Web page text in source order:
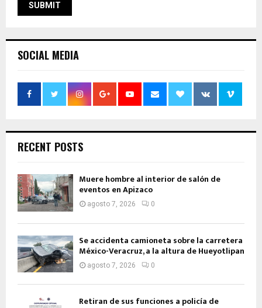
SOCIAL MEDIA
RECENT POSTS
Muere hombre al interior de salón de
eventos en Apizaco
agosto 7, 2026 0
Se accidenta camioneta sobre la carretera
México-Veracruz, a la altura de Hueyotlipan
agosto 7, 2026 0
Retiran de sus funciones a policía de